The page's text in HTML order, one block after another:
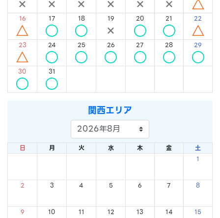
16
△
17
○
18
○
19
×
20
○
21
○
22
△
23
△
24
○
25
○
26
○
27
○
28
○
29
○
30
○
31
○
関西エリア
日 月 火 水 木 金
土
1
2 3 4 5 6 7 8
9 10 11 12 13 14 15